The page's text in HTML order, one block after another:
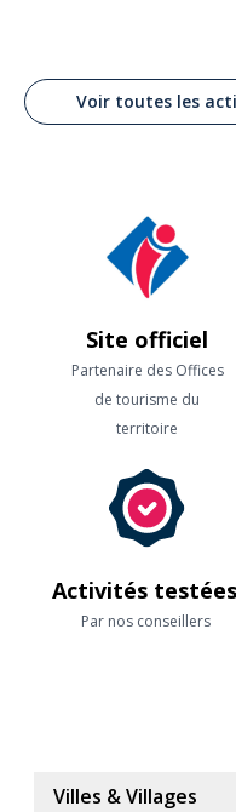
Voir toutes les
Site officiel
Partenaire des Offices
de tourisme du
territoire
Activités testées
Par nos conseillers
Villes & Villages